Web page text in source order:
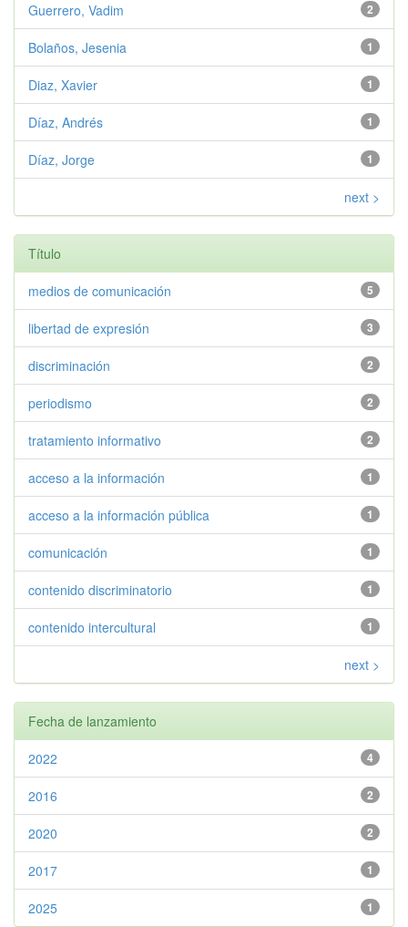
2
Guerrero, Vadim
1
Bolaños, Jesenia
1
Diaz, Xavier
1
Díaz, Andrés
1
Díaz, Jorge
next >
Título
5
medios de comunicación
3
libertad de expresión
2
discriminación
2
periodismo
2
tratamiento informativo
1
acceso a la información
1
acceso a la información pública
1
comunicación
1
contenido discriminatorio
1
contenido intercultural
next >
Fecha de lanzamiento
4
2022
2
2016
2
2020
1
2017
1
2025